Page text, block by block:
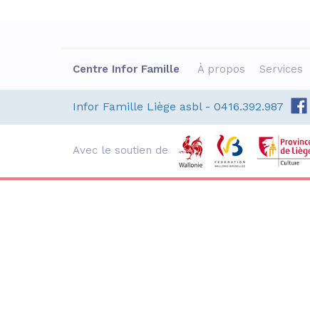
Ateliers Théâtre-
Alpha
décembre, les mercredis
matin de 9h à 12h30
L'An Vert : Rue Mathieu
Polain 4 - 4020 Liège
Centre Infor Famille À propos Services
Infor Famille Liège asbl - 0416.392.987
Avec le soutien de